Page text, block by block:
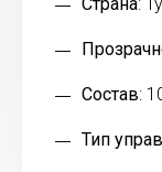
Состав:
Тип